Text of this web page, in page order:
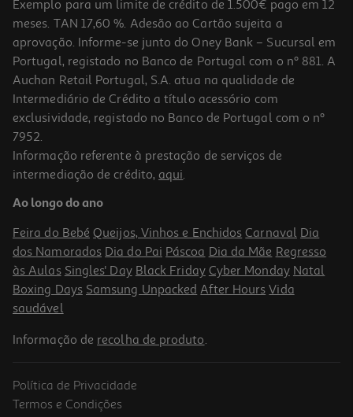
-10%
Livro O Diário De Um Banana 19 Vai Dar Molho Jeff Kinney
15.29 €/un
PVP de editor
15,29 €
-10%
Exemplo para um limite de crédito de 1.500€ pago em 12
meses. TAN 17,60 %. Adesão ao Cartão sujeita a
aprovação. Informe-se junto do Oney Bank – Sucursal em
Portugal, registado no Banco de Portugal com o nº 881. A
Auchan Retail Portugal, S.A. atua na qualidade de
Intermediário de Crédito a título acessório com
exclusividade, registado no Banco de Portugal com o nº
7952.
Informação referente à prestação de serviços de
intermediação de crédito, aqui.
Ao longo do ano
Feira do Bebé Queijos, Vinhos e Enchidos Carnaval Dia
dos Namorados Dia do Pai Páscoa Dia da Mãe Regresso
às Aulas Singles' Day Black Friday Cyber Monday Natal
Boxing Days Samsung Unpacked After Hours Vida
saudável
Informação de recolha de produto.
Política de Privacidade
Termos e Condições